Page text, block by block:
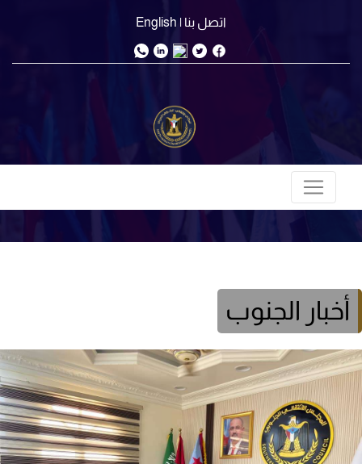
اتصل بنا | English
أخبار الجنوب